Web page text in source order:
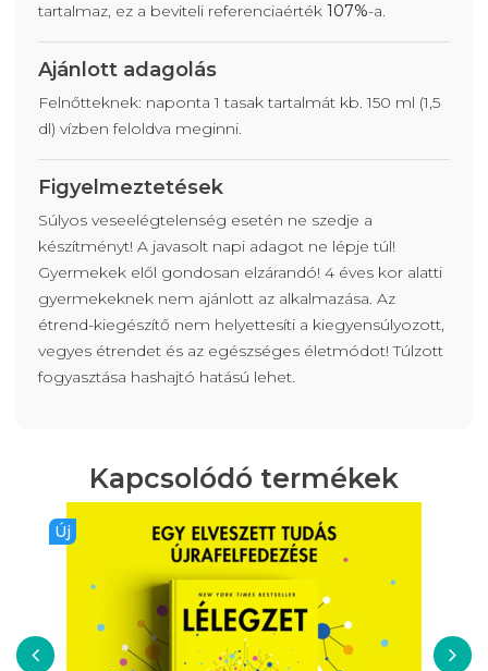
tartalmaz, ez a beviteli referenciaérték 107%-a.
Ajánlott adagolás
Felnőtteknek: naponta 1 tasak tartalmát kb. 150 ml (1,5
dl) vízben feloldva meginni.
Figyelmeztetések
Súlyos veseelégtelenség esetén ne szedje a
készítményt! A javasolt napi adagot ne lépje túl!
Gyermekek elől gondosan elzárandó! 4 éves kor alatti
gyermekeknek nem ajánlott az alkalmazása. Az
étrend-kiegészítő nem helyettesíti a kiegyensúlyozott,
vegyes étrendet és az egészséges életmódot! Túlzott
fogyasztása hashajtó hatású lehet.
Kapcsolódó termékek
Új